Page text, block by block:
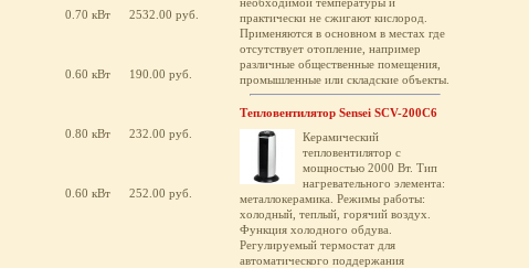
0.70 кВт 2532.00 руб.
0.60 кВт 190.00 руб.
0.80 кВт 232.00 руб.
0.60 кВт 252.00 руб.
практически не сжигают кислород.
Применяются в основном в местах где
отсутствует отопление, например
различные общественные помещения,
промышленные или складские объекты.
Тепловентилятор Sensei SCV-200C6
Керамический
тепловентилятор с
мощностью 2000 Вт. Тип
нагревательного элемента:
металлокерамика. Режимы работы:
холодный, теплый, горячий воздух.
Функция холодного обдува.
Регулируемый термостат для
автоматического поддержания